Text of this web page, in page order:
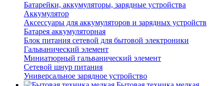
Батарейки, аккумуляторы, зарядные устройства
Аккумулятор
Аксессуары для аккумуляторов и зарядных устройств
Батарея аккумуляторная
Блок питания сетевой для бытовой электроники
Гальванический элемент
Миниатюрный гальванический элемент
Сетевой шнур питания
Универсальное зарядное устройство